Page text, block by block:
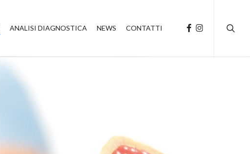
ANALISI DIAGNOSTICA NEWS CONTATTI FACEBOOK
INSTAGRAM